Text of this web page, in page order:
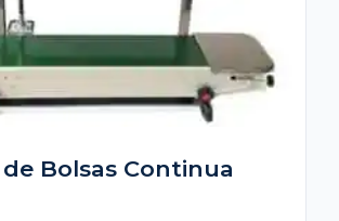
Bolsas Continua